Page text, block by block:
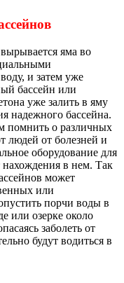
яма во
и затем уже
бассейн или
уже залить в яму
надежного бассейна.
помнить о различных
людей от болезней и
оборудование для
нахождения в нем. Так
может
или
порчи воды в
или озерке около
заболеть от
будут водиться в